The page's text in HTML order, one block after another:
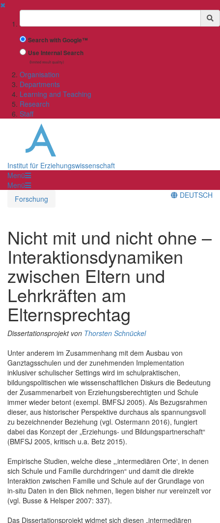
✖
Suchbegriff
Search with Google™
Use Internal Search
(limited result quality)
Organisation
Departments
Learning and Teaching
Research
Staff
Institut für Erziehungswissenschaft
Menü
Menü
Forschung
DEUTSCH
Nicht mit und nicht ohne –
Interaktionsdynamiken
zwischen Eltern und
Lehrkräften am
Elternsprechtag
Dissertationsprojekt von Thorsten Schnückel
Unter anderem im Zusammenhang mit dem Ausbau von
Ganztagsschulen und der zunehmenden Implementation
inklusiver schulischer Settings wird im schulpraktischen,
bildungspolitischen wie wissenschaftlichen Diskurs die Bedeutung
der Zusammenarbeit von Erziehungsberechtigten und Schule
immer wieder betont (exempl. BMFSJ 2005). Als Bezugsrahmen
dieser, aus historischer Perspektive durchaus als spannungsvoll
zu bezeichnender Beziehung (vgl. Ostermann 2016), fungiert
dabei das Konzept der „Erziehungs- und Bildungspartnerschaft“
(BMFSJ 2005, kritisch u.a. Betz 2015).
Empirische Studien, welche diese „‚intermediären Orte‘, in denen
sich Schule und Familie durchdringen“ und damit die direkte
Interaktion zwischen Familie und Schule auf der Grundlage von
in-situ Daten in den Blick nehmen, liegen bisher nur vereinzelt vor
(vgl. Busse & Helsper 2007: 337).
Das Dissertationsprojekt widmet sich diesen „intermediären